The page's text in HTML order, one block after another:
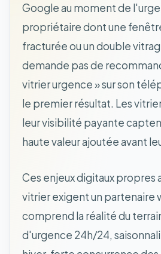
Google au moment de
propriétaire dont une
fracturée ou un double
demande pas de
vitrier urgence » sur son
le premier résultat. Les
leur visibilité payante
haute valeur ajoutée avant
Ces enjeux digitaux propres
vitrier exigent un partenaire
comprend la réalité du
d'urgence 24h/24,